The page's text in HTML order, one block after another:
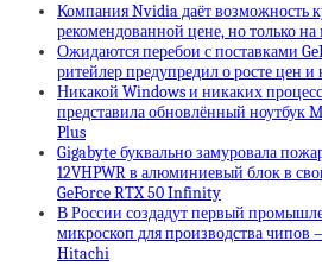
Компания Nvidia даёт возможность
рекомендованной цене, но только
Ожидаются перебои с поставками
ритейлер предупредил о росте цен и
Никакой Windows и никаких
представила обновлённый ноутбук
Plus
Gigabyte буквально замуровала
12VHPWR в алюминиевый блок в
GeForce RTX 50 Infinity
В России создадут первый
микроскоп для производства чипов
Hitachi